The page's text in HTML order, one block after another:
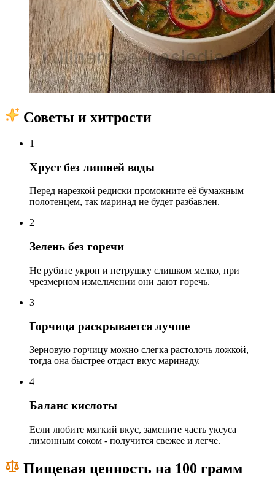
Советы и хитрости
1
Хруст без лишней воды
Перед нарезкой редиски промокните её бумажным
полотенцем, так маринад не будет разбавлен.
2
Зелень без горечи
Не рубите укроп и петрушку слишком мелко, при
чрезмерном измельчении они дают горечь.
3
Горчица раскрывается лучше
Зерновую горчицу можно слегка растолочь ложкой,
тогда она быстрее отдаст вкус маринаду.
4
Баланс кислоты
Если любите мягкий вкус, замените часть уксуса
лимонным соком - получится свежее и легче.
Пищевая ценность на 100 грамм